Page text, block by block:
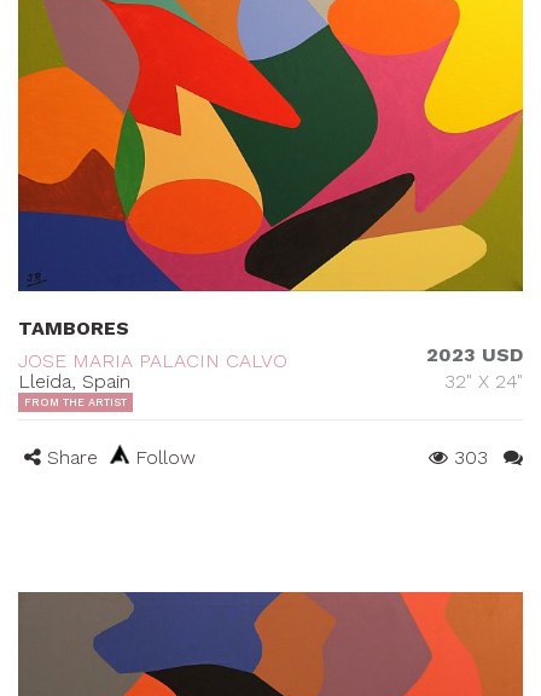
TAMBORES
JOSE MARIA PALACIN CALVO
Lleida, Spain
2023 USD
32" X 24"
FROM THE ARTIST
Share Follow 303